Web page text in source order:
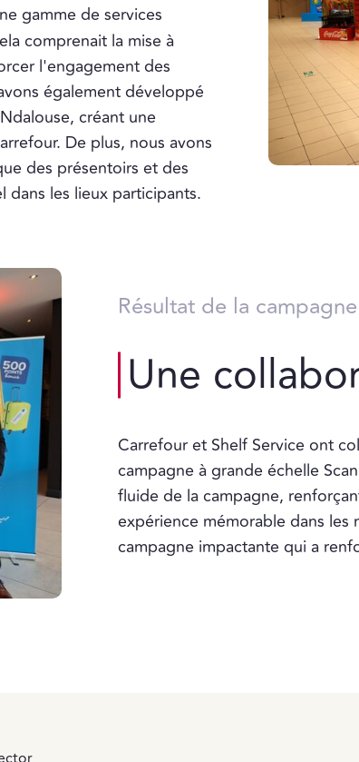
gamme de services
comprenait la mise à
l'engagement des
également développé
créant une
De plus, nous avons
des présentoirs et des
les lieux participants.
Résultat de la campagne
Une
Carrefour et Shelf Service ont
campagne à grande échelle
fluide de la campagne,
expérience mémorable dans les
campagne impactante qui a